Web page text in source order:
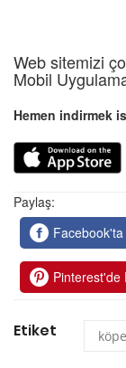
Web sitemizi
Mobil
Hemen indirmek
Paylaş:
Pinterest'de
Etiket